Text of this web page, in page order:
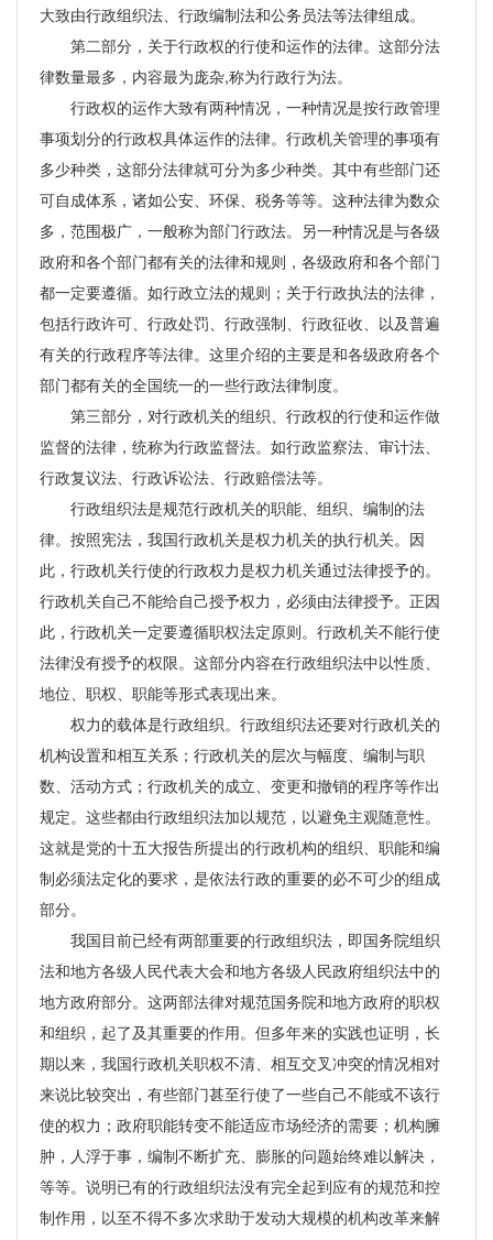
大致由行政组织法、行政编制法和公务员法等法律组成。
第二部分，关于行政权的行使和运作的法律。这部分法
律数量最多，内容最为庞杂,称为行政行为法。
行政权的运作大致有两种情况，一种情况是按行政管理
事项划分的行政权具体运作的法律。行政机关管理的事项有
多少种类，这部分法律就可分为多少种类。其中有些部门还
可自成体系，诸如公安、环保、税务等等。这种法律为数众
多，范围极广，一般称为部门行政法。另一种情况是与各级
政府和各个部门都有关的法律和规则，各级政府和各个部门
都一定要遵循。如行政立法的规则；关于行政执法的法律，
包括行政许可、行政处罚、行政强制、行政征收、以及普遍
有关的行政程序等法律。这里介绍的主要是和各级政府各个
部门都有关的全国统一的一些行政法律制度。
第三部分，对行政机关的组织、行政权的行使和运作做
监督的法律，统称为行政监督法。如行政监察法、审计法、
行政复议法、行政诉讼法、行政赔偿法等。
行政组织法是规范行政机关的职能、组织、编制的法
律。按照宪法，我国行政机关是权力机关的执行机关。因
此，行政机关行使的行政权力是权力机关通过法律授予的。
行政机关自己不能给自己授予权力，必须由法律授予。正因
此，行政机关一定要遵循职权法定原则。行政机关不能行使
法律没有授予的权限。这部分内容在行政组织法中以性质、
地位、职权、职能等形式表现出来。
权力的载体是行政组织。行政组织法还要对行政机关的
机构设置和相互关系；行政机关的层次与幅度、编制与职
数、活动方式；行政机关的成立、变更和撤销的程序等作出
规定。这些都由行政组织法加以规范，以避免主观随意性。
这就是党的十五大报告所提出的行政机构的组织、职能和编
制必须法定化的要求，是依法行政的重要的必不可少的组成
部分。
我国目前已经有两部重要的行政组织法，即国务院组织
法和地方各级人民代表大会和地方各级人民政府组织法中的
地方政府部分。这两部法律对规范国务院和地方政府的职权
和组织，起了及其重要的作用。但多年来的实践也证明，长
期以来，我国行政机关职权不清、相互交叉冲突的情况相对
来说比较突出，有些部门甚至行使了一些自己不能或不该行
使的权力；政府职能转变不能适应市场经济的需要；机构臃
肿，人浮于事，编制不断扩充、膨胀的问题始终难以解决，
等等。说明已有的行政组织法没有完全起到应有的规范和控
制作用，以至不得不多次求助于发动大规模的机构改革来解